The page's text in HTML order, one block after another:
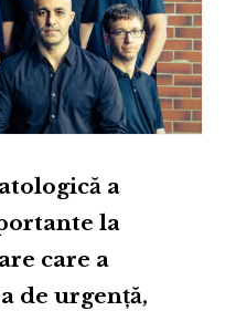
a
la
care a
de urgență,